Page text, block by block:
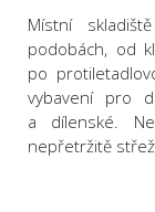
Místní
podobách, od
po
vybavení pro
a dílenské.
nepřetržitě